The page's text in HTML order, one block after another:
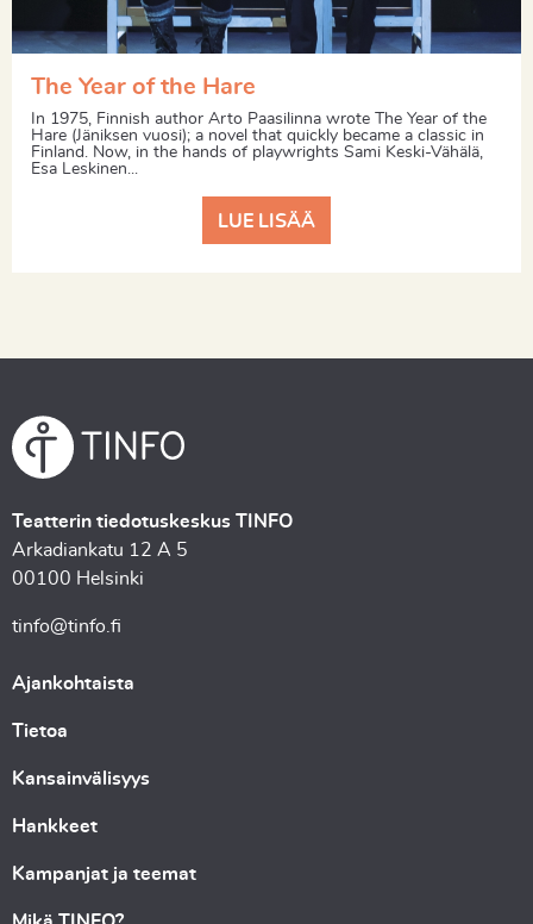
The Year of the Hare
In 1975, Finnish author Arto Paasilinna wrote The Year of the
Hare (Jäniksen vuosi); a novel that quickly became a classic in
Finland. Now, in the hands of playwrights Sami Keski-Vähälä,
Esa Leskinen...
LUE LISÄÄ
Teatterin tiedotuskeskus TINFO
Arkadiankatu 12 A 5
00100 Helsinki
tinfo@tinfo.fi
Ajankohtaista
Tietoa
Kansainvälisyys
Hankkeet
Kampanjat ja teemat